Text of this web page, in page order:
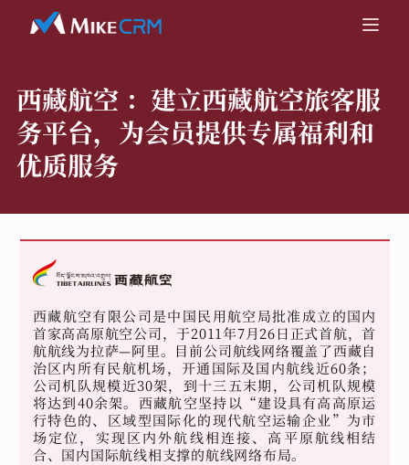
西藏航空 ： 建立西藏航空旅客服
务平台，为会员提供专属福利和
优质服务
西藏航空有限公司是中国民用航空局批准成立的国内
首家高高原航空公司，于2011年7月26日正式首航，首
航航线为拉萨—阿里。目前公司航线网络覆盖了西藏自
治区内所有民航机场，开通国际及国内航线近60条；
公司机队规模近30架，到十三五末期，公司机队规模
将达到40余架。西藏航空坚持以“建设具有高高原运
行特色的、区域型国际化的现代航空运输企业”为市
场定位，实现区内外航线相连接、高平原航线相结
合、国内国际航线相支撑的航线网络布局。